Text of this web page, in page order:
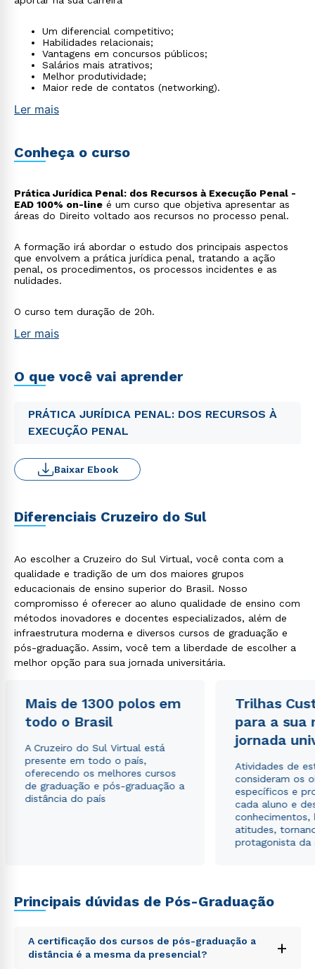
Um diferencial competitivo;
Habilidades relacionais;
Vantagens em concursos públicos;
Salários mais atrativos;
Melhor produtividade;
Maior rede de contatos (networking).
Ler mais
Conheça o curso
Prática Jurídica Penal: dos Recursos à Execução Penal -
EAD 100% on-line é um curso que objetiva apresentar as
áreas do Direito voltado aos recursos no processo penal.
A formação irá abordar o estudo dos principais aspectos
que envolvem a prática jurídica penal, tratando a ação
penal, os procedimentos, os processos incidentes e as
nulidades.
O curso tem duração de 20h.
Ler mais
O que você vai aprender
PRÁTICA JURÍDICA PENAL: DOS RECURSOS À
EXECUÇÃO PENAL
Baixar Ebook
Diferenciais Cruzeiro do Sul
Ao escolher a Cruzeiro do Sul Virtual, você conta com a
qualidade e tradição de um dos maiores grupos
educacionais de ensino superior do Brasil. Nosso
compromisso é oferecer ao aluno qualidade de ensino com
métodos inovadores e docentes especializados, além de
infraestrutura moderna e diversos cursos de graduação e
pós-graduação. Assim, você tem a liberdade de escolher a
melhor opção para sua jornada universitária.
Mais de 1300 polos em
todo o Brasil
A Cruzeiro do Sul Virtual está
presente em todo o país,
oferecendo os melhores cursos
de graduação e pós-graduação a
distância do país
Trilhas
para a sua
jornada
Atividades de
consideram os
específicos e
cada aluno e
conhecimentos,
atitudes,
protagonista da
Principais dúvidas de Pós-Graduação
A certificação dos cursos de pós-graduação a
distância é a mesma da presencial?
+
Rápido e fácil
envio de conteúdos da Cruzeiro do Sul.